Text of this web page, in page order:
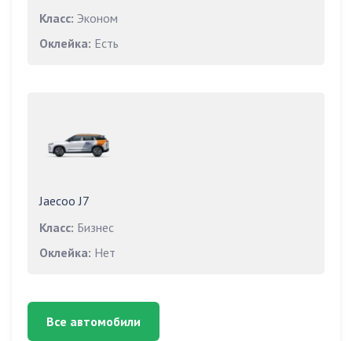
Класс: Эконом
Оклейка: Есть
Jaecoo J7
Класс: Бизнес
Оклейка: Нет
Все автомобили